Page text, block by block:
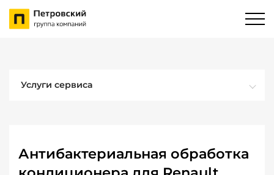
Услуги сервиса
Антибактериальная обработка